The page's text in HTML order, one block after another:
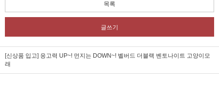
목록
글쓰기
[신상품 입고] 응고력 UP~! 먼지는 DOWN~! 벨버드 더블랙 벤토나이트 고양이모
래